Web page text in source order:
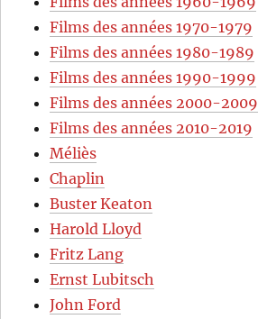
Films des années 1970-1979
Films des années 1980-1989
Films des années 1990-1999
Films des années 2000-2009
Films des années 2010-2019
Méliès
Chaplin
Buster Keaton
Harold Lloyd
Fritz Lang
Ernst Lubitsch
John Ford